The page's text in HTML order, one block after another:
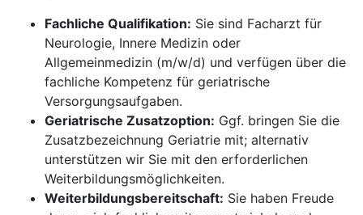
Fachliche Qualifikation: Sie sind Facharzt für
Neurologie, Innere Medizin oder
Allgemeinmedizin (m/w/d) und verfügen über die
fachliche Kompetenz für geriatrische
Versorgungsaufgaben.
Geriatrische Zusatzoption: Ggf. bringen Sie die
Zusatzbezeichnung Geriatrie mit; alternativ
unterstützen wir Sie mit den erforderlichen
Weiterbildungsmöglichkeiten.
Weiterbildungsbereitschaft: Sie haben Freude